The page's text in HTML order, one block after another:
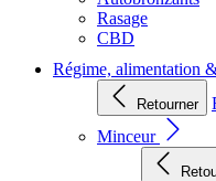
Rasage
CBD
Régime, alimentation
Retourner
Minceur